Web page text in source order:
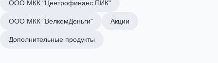
ООО МКК "Центрофинанс ПИК"
ООО МКК "ВелкомДеньги" Акции
Дополнительные продукты
сайта,
согласие
обработку